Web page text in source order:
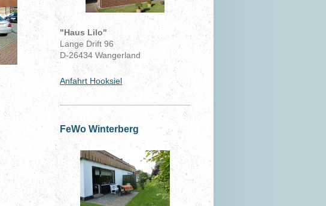
"Haus Lilo"
Lange Drift 96
D-26434 Wangerland
Anfahrt Hooksiel
FeWo Winterberg